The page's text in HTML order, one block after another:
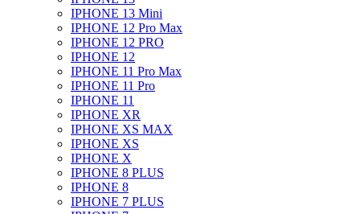
IPHONE 13 Mini
IPHONE 12 Pro Max
IPHONE 12 PRO
IPHONE 12
IPHONE 11 Pro Max
IPHONE 11 Pro
IPHONE 11
IPHONE XR
IPHONE XS MAX
IPHONE XS
IPHONE X
IPHONE 8 PLUS
IPHONE 8
IPHONE 7 PLUS